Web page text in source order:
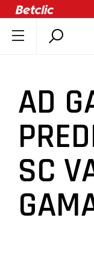
ÚLTIMAS
CLUBES
AGENTES
AGENDA
AD
SC